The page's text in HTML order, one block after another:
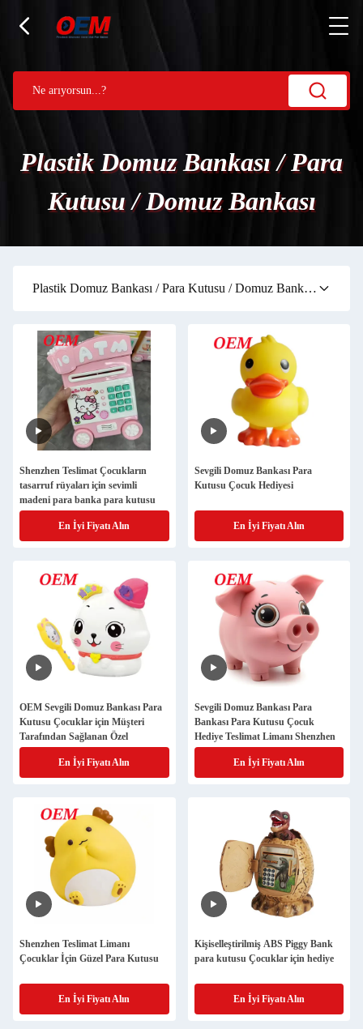
Plastik Domuz Bankası / Para
Kutusu / Domuz Bankası
Plastik Domuz Bankası / Para Kutusu / Domuz Bankası (32)
Shenzhen Teslimat Çocukların
tasarruf rüyaları için sevimli
madeni para banka para kutusu
En İyi Fiyatı Alın
Sevgili Domuz Bankası Para
Kutusu Çocuk Hediyesi
En İyi Fiyatı Alın
OEM Sevgili Domuz Bankası Para
Kutusu Çocuklar için Müşteri
Tarafından Sağlanan Özel
En İyi Fiyatı Alın
Sevgili Domuz Bankası Para
Bankası Para Kutusu Çocuk
Hediye Teslimat Limanı Shenzhen
En İyi Fiyatı Alın
Shenzhen Teslimat Limanı
Çocuklar İçin Güzel Para Kutusu
En İyi Fiyatı Alın
Kişiselleştirilmiş ABS Piggy Bank
para kutusu Çocuklar için hediye
En İyi Fiyatı Alın